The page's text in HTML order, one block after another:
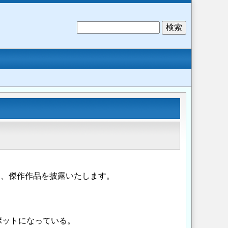
傑作作品を披露いたします。
トになっている。